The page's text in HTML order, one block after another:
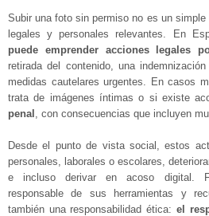
Subir una foto sin permiso no es un
legales y personales relevantes. En
puede emprender acciones legales
retirada del contenido, una
medidas cautelares urgentes. En casos
trata de imágenes íntimas o si existe
penal , con consecuencias que incluyen
Desde el punto de vista social, estos
personales, laborales o escolares,
e incluso derivar en acoso digital.
responsable de sus herramientas y
también una responsabilidad ética: el